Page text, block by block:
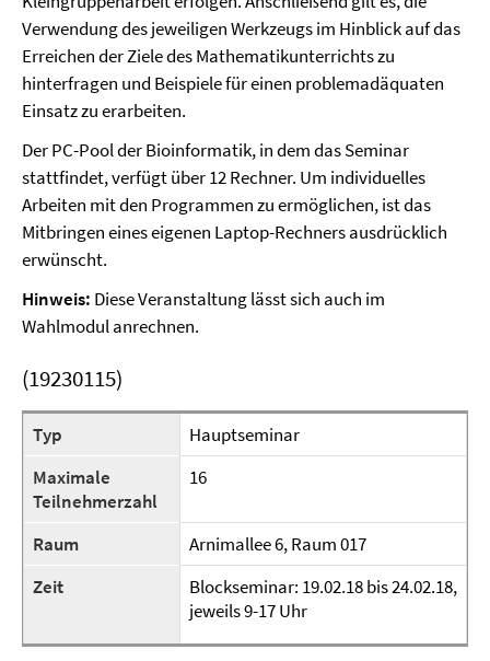
Verwendung des jeweiligen Werkzeugs im Hinblick auf das
Erreichen der Ziele des Mathematikunterrichts zu
hinterfragen und Beispiele für einen problemadäquaten
Einsatz zu erarbeiten.
Der PC-Pool der Bioinformatik, in dem das Seminar
stattfindet, verfügt über 12 Rechner. Um individuelles
Arbeiten mit den Programmen zu ermöglichen, ist das
Mitbringen eines eigenen Laptop-Rechners ausdrücklich
erwünscht.
Hinweis: Diese Veranstaltung lässt sich auch im
Wahlmodul anrechnen.
(19230115)
Typ
Hauptseminar
Maximale
Teilnehmerzahl
16
Raum
Arnimallee 6, Raum 017
Zeit
Blockseminar: 19.02.18 bis 24.02.18,
jeweils 9-17 Uhr